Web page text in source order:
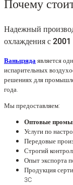
Почему
Надежный
охлаждения с 2001
Ваньцзядаявляется
испарительных
решениях для
года.
Мы предоставляем:
Оптовые
Услуги по
Передовые
Строгий
Опыт экспорта
Продукция
3C